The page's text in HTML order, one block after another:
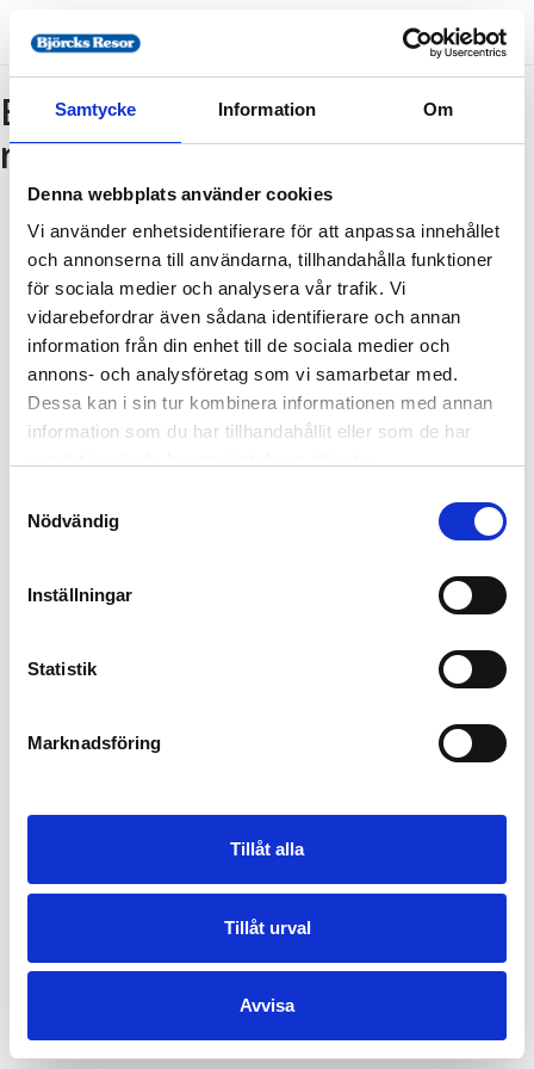
Samtycke Information Om
Denna webbplats använder cookies
Vi använder enhetsidentifierare för att anpassa innehållet
och annonserna till användarna, tillhandahålla funktioner
för sociala medier och analysera vår trafik. Vi
vidarebefordrar även sådana identifierare och annan
information från din enhet till de sociala medier och
annons- och analysföretag som vi samarbetar med.
Dessa kan i sin tur kombinera informationen med annan
information som du har tillhandahållit eller som de har
Nödvändig
Inställningar
Statistik
Marknadsföring
Tillåt alla
Tillåt urval
Avvisa
Bokning - Tillbaka till
resebeskrivningen
Tillbaka till resebeskrivningen
1. Antal resenärer och rum
2. Personupplysningar
3. Betalning
Fel